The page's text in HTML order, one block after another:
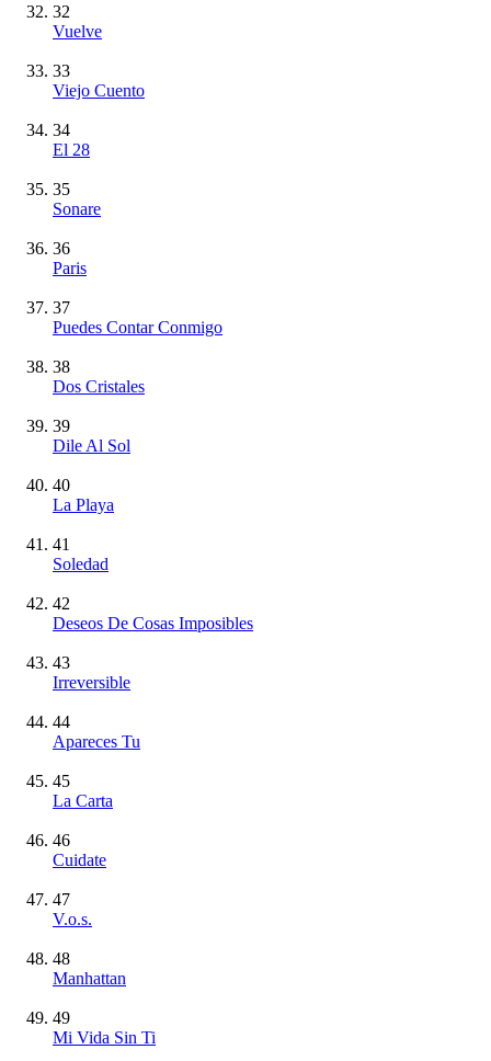
32
Vuelve
33
Viejo Cuento
34
El 28
35
Sonare
36
Paris
37
Puedes Contar Conmigo
38
Dos Cristales
39
Dile Al Sol
40
La Playa
41
Soledad
42
Deseos De Cosas Imposibles
43
Irreversible
44
Apareces Tu
45
La Carta
46
Cuidate
47
V.o.s.
48
Manhattan
49
Mi Vida Sin Ti